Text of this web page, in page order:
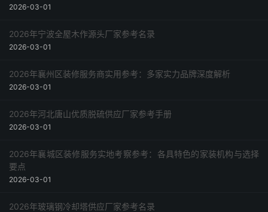
2026-03-01
2026年宁波全屋木作源头厂家参考名录
2026-03-01
2026年襄州区装修服务商实用参考：多家实力品牌深度解析
2026-03-01
2026年河北唐山优质脱硫供应厂家参考手册
2026-03-01
2026年襄城区装修服务实地考察参考：各具特色的家装机构与选择
要点
2026-03-01
2026年玻璃钢冷却塔供应厂家参考名录